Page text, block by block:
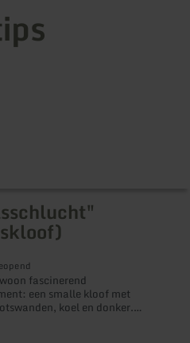
fascinerend
een smalle kloof met
koel en donker.